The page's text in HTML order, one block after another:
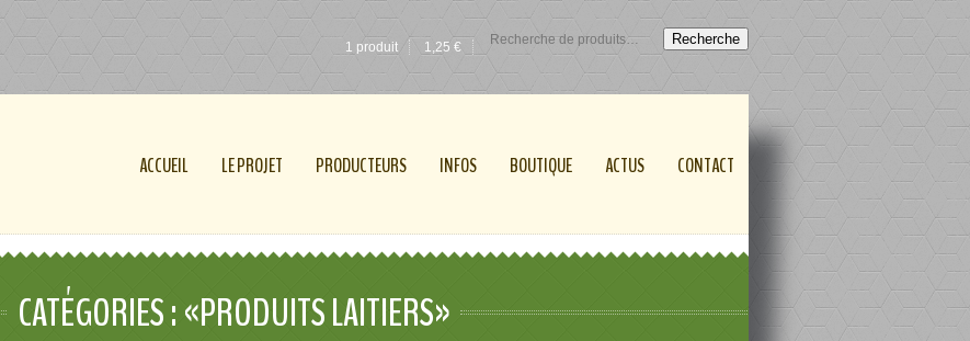
1 produit 1,25 € Recherche
ACCUEIL LE PROJET PRODUCTEURS INFOS BOUTIQUE ACTUS CONTACT
CATÉGORIES : «PRODUITS LAITIERS»